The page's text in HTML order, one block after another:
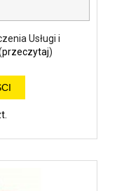
Usługi i
przeczytaj)